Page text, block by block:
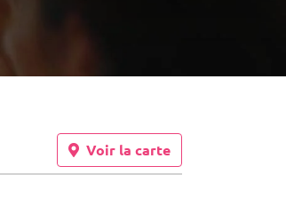
Voir la carte